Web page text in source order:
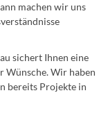
machen wir uns
sichert Ihnen eine
Wünsche. Wir haben
bereits Projekte in